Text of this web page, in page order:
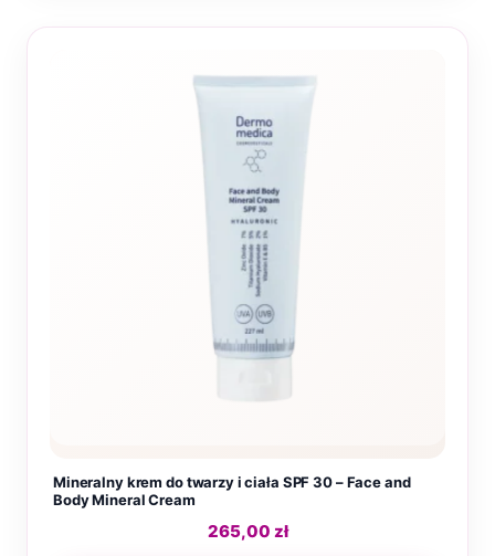
Mineralny krem do twarzy i ciała SPF 30 – Face and
Body Mineral Cream
265,00 zł